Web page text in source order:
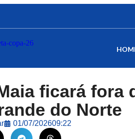
ficará fora
do Norte
01/07/202609:22